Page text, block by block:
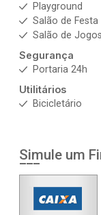
Playground
Salão de Festa
Salão de Jogos
Segurança
Portaria 24h
Utilitários
Bicicletário
Simule um